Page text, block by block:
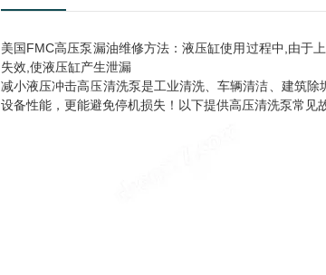
美国FMC高压泵漏油维修方法：液压缸使用过程中,由于
失效,使液压缸产生泄漏
减小液压冲击高压清洗泵是工业清洗、车辆清洁、建筑
设备性能，更能避免停机损失！以下提供高压清洗泵常见